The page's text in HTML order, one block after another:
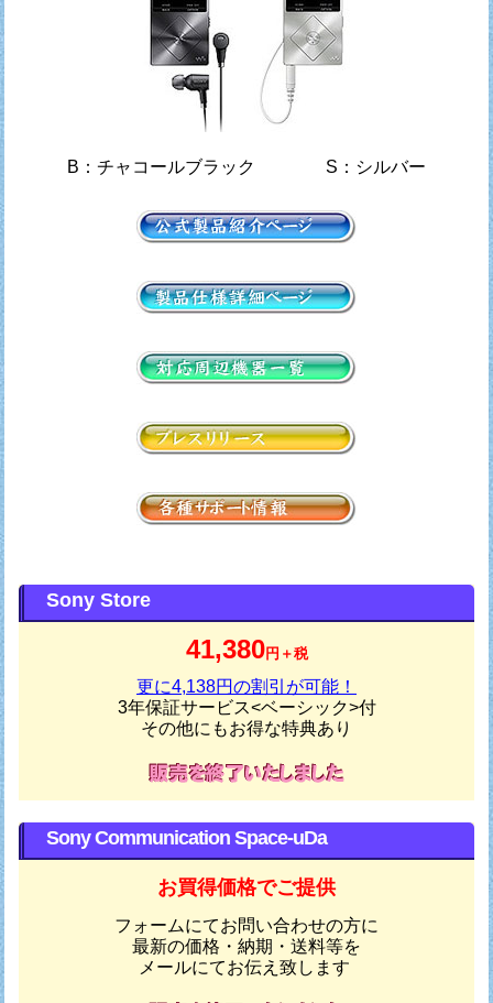
B：チャコールブラック S：シルバー
Sony Store
41,380円＋税
更に4,138円の割引が可能！
3年保証サービス<ベーシック>付
その他にもお得な特典あり
Sony Communication Space-uDa
お買得価格でご提供
フォームにてお問い合わせの方に
最新の価格・納期・送料等を
メールにてお伝え致します